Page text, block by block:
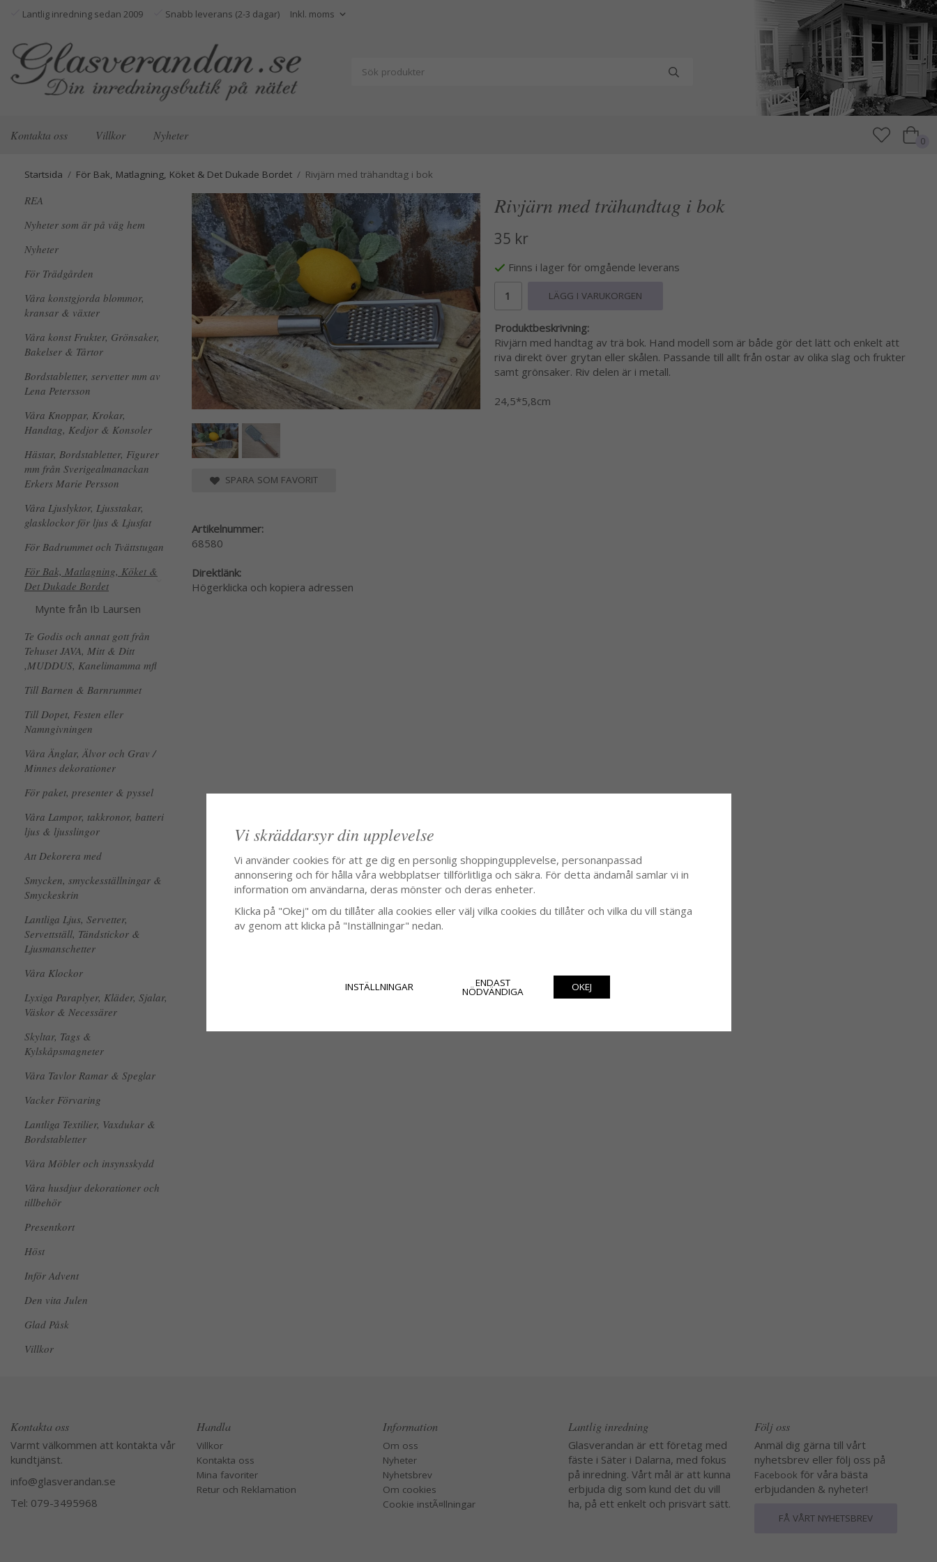
Lantlig inredning sedan 2009 Snabb leverans (2-3 dagar)
Kontakta oss Villkor Nyheter 0
Startsida / För Bak, Matlagning, Köket & Det Dukade Bordet / Rivjärn med trähandtag i bok
REA
Nyheter som är på väg hem
Nyheter
För Trädgården
Våra konstgjorda blommor,
kransar & växter
Våra konst Frukter, Grönsaker,
Bakelser & Tårtor
Bordstabletter, servetter mm av
Lena Petersson
Våra Knoppar, Krokar,
Handtag, Kedjor & Konsoler
Hästar, Bordstabletter, Figurer
mm från Sverigealmanackan
Erkers Marie Persson
Våra Ljuslyktor, Ljusstakar,
glasklockor för ljus & Ljusfat
För Badrummet och Tvättstugan
För Bak, Matlagning, Köket &
Det Dukade Bordet
Mynte från Ib Laursen
Te Godis och annat gott från
Tehuset JAVA, Mitt & Ditt
,MUDDUS, Kanelimamma mfl
Till Barnen & Barnrummet
Till Dopet, Festen eller
Namngivningen
Våra Änglar, Älvor och Grav /
Minnes dekorationer
För paket, presenter & pyssel
Våra Lampor, takkronor, batteri
ljus & ljusslingor
Att Dekorera med
Smycken, smyckesställningar &
Smyckeskrin
Lantliga Ljus, Servetter,
Servettställ, Tändstickor &
Ljusmanschetter
Våra Klockor
Lyxiga Paraplyer, Kläder, Sjalar,
Väskor & Necessärer
Skyltar, Tags &
Kylskåpsmagneter
Våra Tavlor Ramar & Speglar
Vacker Förvaring
Lantliga Textilier, Vaxdukar &
Bordstabletter
Våra Möbler och insynsskydd
Våra husdjur dekorationer och
tillbehör
Presentkort
Höst
Inför Advent
Den vita Julen
Glad Påsk
Villkor
Rivjärn med trähandtag i bok
35 kr
Finns i lager för omgående leverans
LÄGG I VARUKORGEN
Produktbeskrivning:
Rivjärn med handtag av trä bok. Hand modell som är både gör det lätt och enkelt att
riva direkt över grytan eller skålen. Passande till allt från ostar av olika slag och frukter
samt grönsaker. Riv delen är i metall.
24,5*5,8cm
SPARA SOM FAVORIT
Artikelnummer:
68580
Direktlänk:
Högerklicka och kopiera adressen
Kontakta oss
Varmt välkommen att kontakta vår
kundtjänst.
info@glasverandan.se
Tel: 079-3495968
Handla
Villkor
Kontakta oss
Mina favoriter
Retur och Reklamation
Information
Om oss
Nyheter
Nyhetsbrev
Om cookies
Cookie instÃ¤llningar
Lantlig inredning
Glasverandan är ett företag med
fäste i Säter i Dalarna, med fokus
på inredning. Vårt mål är att kunna
erbjuda dig som kund det du vill
ha, på ett enkelt och prisvärt sätt.
Följ oss
Anmäl dig gärna till vårt
nyhetsbrev eller följ oss på
Facebook för våra bästa
erbjudanden & nyheter!
FÅ VÅRT NYHETSBREV
Vi skräddarsyr din upplevelse
Vi använder cookies för att ge dig en personlig shoppingupplevelse, personanpassad
annonsering och för hålla våra webbplatser tillförlitliga och säkra. För detta ändamål samlar vi in
information om användarna, deras mönster och deras enheter.
Klicka på "Okej" om du tillåter alla cookies eller välj vilka cookies du tillåter och vilka du vill stänga
av genom att klicka på "Inställningar" nedan.
INSTÄLLNINGAR ENDAST
NÖDVÄNDIGA OKEJ